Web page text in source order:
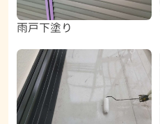
雨戸下塗り